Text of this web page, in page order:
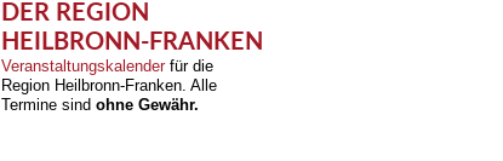
DER REGION
HEILBRONN-FRANKEN
Veranstaltungskalender für die
Region Heilbronn-Franken. Alle
Termine sind ohne Gewähr.